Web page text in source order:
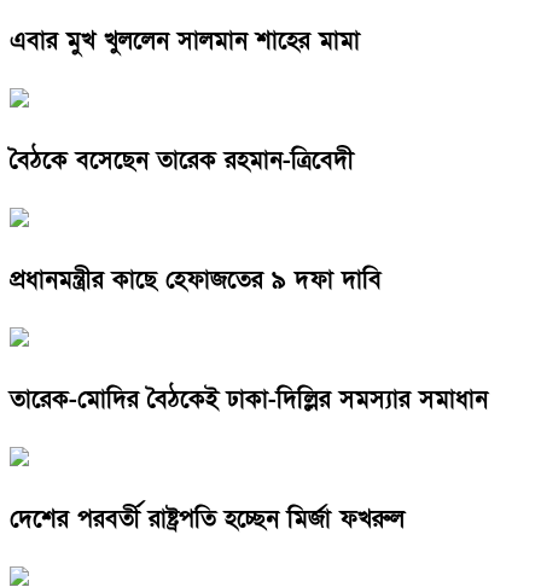
এবার মুখ খুললেন সালমান শাহের মামা
বৈঠকে বসেছেন তারেক রহমান-ত্রিবেদী
প্রধানমন্ত্রীর কাছে হেফাজতের ৯ দফা দাবি
তারেক-মোদির বৈঠকেই ঢাকা-দিল্লির সমস্যার সমাধান
দেশের পরবর্তী রাষ্ট্রপতি হচ্ছেন মির্জা ফখরুল